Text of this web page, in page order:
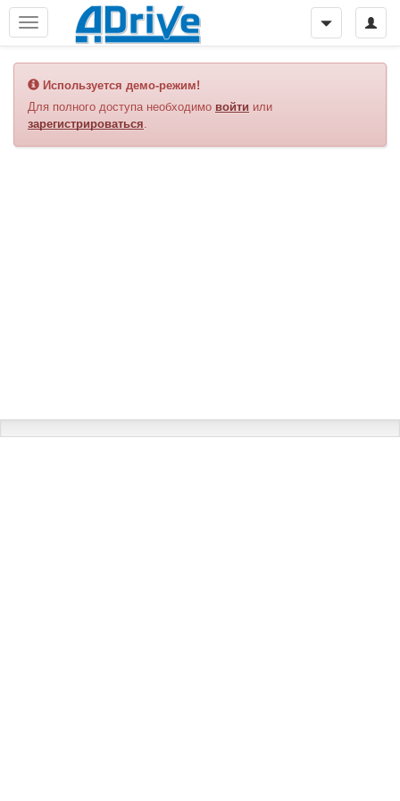
Используется демо-режим!
Для полного доступа необходимо войти или
зарегистрироваться.